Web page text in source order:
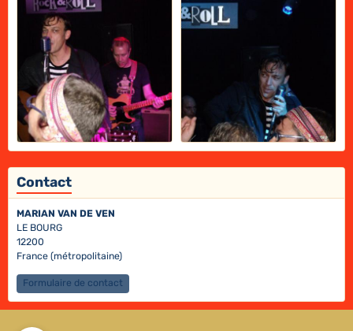
Contact
MARIAN VAN DE VEN
LE BOURG
12200
France (métropolitaine)
Formulaire de contact